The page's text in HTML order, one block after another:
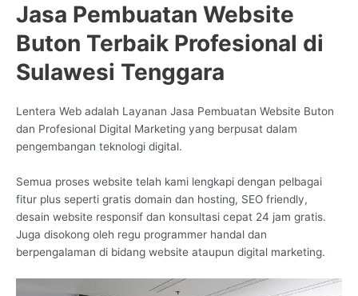
Jasa Pembuatan Website
Buton Terbaik Profesional di
Sulawesi Tenggara
Lentera Web adalah Layanan Jasa Pembuatan Website Buton
dan Profesional Digital Marketing yang berpusat dalam
pengembangan teknologi digital.
Semua proses website telah kami lengkapi dengan pelbagai
fitur plus seperti gratis domain dan hosting, SEO friendly,
desain website responsif dan konsultasi cepat 24 jam gratis.
Juga disokong oleh regu programmer handal dan
berpengalaman di bidang website ataupun digital marketing.